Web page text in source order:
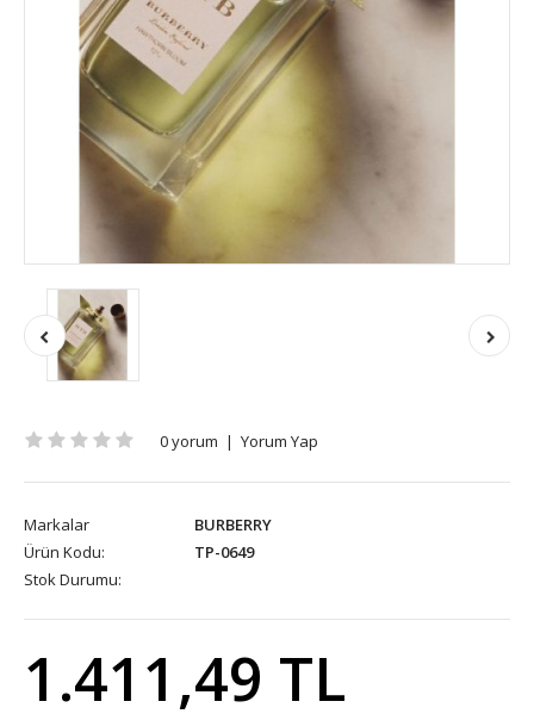
0 yorum | Yorum Yap
Markalar
BURBERRY
Ürün Kodu:
TP-0649
Stok Durumu:
1.411,49 TL